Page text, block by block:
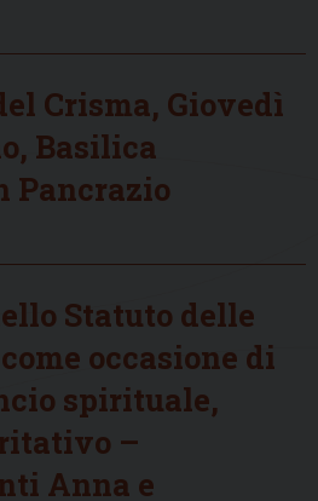
Crisma, Giovedì
Basilica
Pancrazio
Statuto delle
occasione di
spirituale,
–
Anna e